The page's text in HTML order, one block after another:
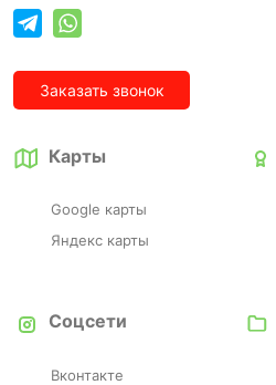
Заказать звонок
Карты
Google карты
Яндекс карты
Соцсети
Вконтакте